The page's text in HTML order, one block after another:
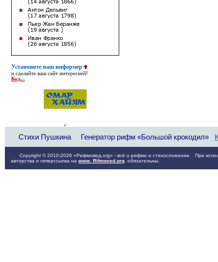
Установите наш информер
и сделайте ваш сайт интересней!
Код...
Стихи Пушкина Генератор рифм «Большой крокодил»
Copyright © 2010-2026 «Рифмовед.org» - всё о рифме и стихосложении. При
авторства и гиперссылка на www. Rifmoved.org обязательны.